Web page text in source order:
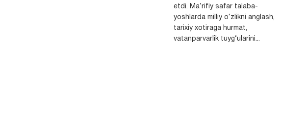
etdi. Ma’rifiy safar talaba-
yoshlarda milliy o‘zlikni anglash,
tarixiy xotiraga hurmat,
vatanparvarlik tuyg‘ularini...